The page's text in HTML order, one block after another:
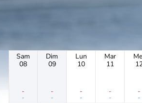
Sam
08
-
-
Dim
09
-
-
Lun
10
-
-
Mar
11
-
-
-
-